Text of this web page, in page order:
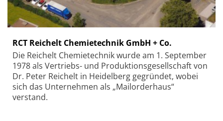
RCT Reichelt Chemietechnik GmbH + Co.
Die Reichelt Chemietechnik wurde am 1. September
1978 als Vertriebs- und Produktionsgesellschaft von
Dr. Peter Reichelt in Heidelberg gegründet, wobei
sich das Unternehmen als „Mailorderhaus“
verstand.